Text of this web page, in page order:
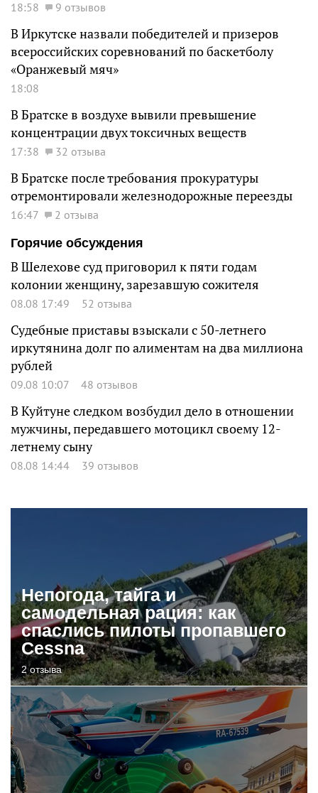
18:58 9 отзывов
В Иркутске назвали победителей и призеров
всероссийских соревнований по баскетболу
«Оранжевый мяч»
18:08
В Братске в воздухе вывили превышение
концентрации двух токсичных веществ
17:38 32 отзыва
В Братске после требования прокуратуры
отремонтировали железнодорожные переезды
16:47
2 отзыва
Горячие обсуждения
В Шелехове суд приговорил к пяти годам
колонии женщину, зарезавшую сожителя
08.08 17:49 52 отзыва
Судебные приставы взыскали с 50-летнего
иркутянина долг по алиментам на два миллиона
рублей
09.08 10:07 48 отзывов
В Куйтуне следком возбудил дело в отношении
мужчины, передавшего мотоцикл своему 12-
летнему сыну
08.08 14:44 39 отзывов
Непогода, тайга и
самодельная рация: как
спаслись пилоты пропавшего
Cessna
2 отзыва